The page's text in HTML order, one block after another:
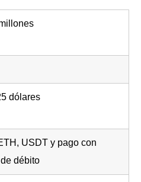
dólares
USDT y pago con
débito